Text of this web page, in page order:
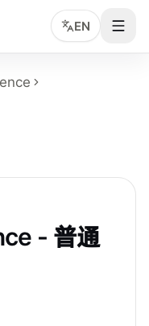
EN
房 房型页事实摘
约 6 分钟。
时库存和合同为准。
University、Kaplan
- 普通